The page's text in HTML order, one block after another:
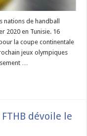
nations de handball
2020 en Tunisie. 16
la coupe continentale
jeux olympiques
…
dévoile le